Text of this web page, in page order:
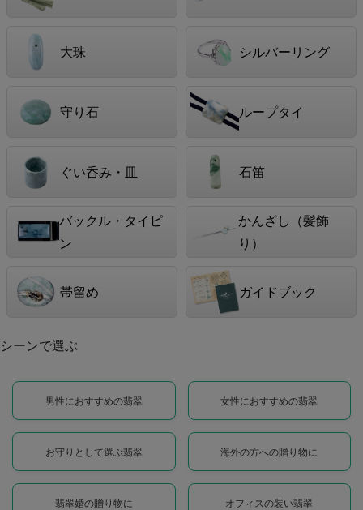
大珠 シルバーリング
守り石 ループタイ
ぐい呑み・皿 石笛
バックル・タイピ
ン
かんざし（髪飾
り）
帯留め ガイドブック
シーンで選ぶ
男性におすすめの翡翠 女性におすすめの翡翠
お守りとして選ぶ翡翠 海外の方への贈り物に
翡翠婚の贈り物に オフィスの装い翡翠